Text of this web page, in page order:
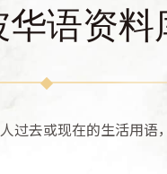
华语资料
去或现在的生活用语